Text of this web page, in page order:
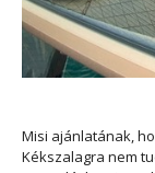
Misi ajánlatának,
Kékszalagra nem